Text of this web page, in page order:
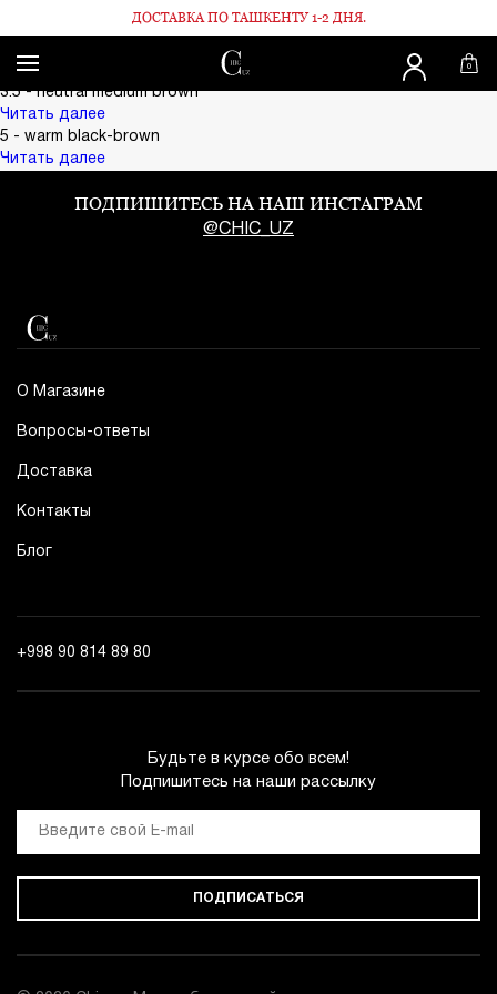
ДОСТАВКА ПО ТАШКЕНТУ 1-2 ДНЯ.
0
NEUTRAL 1
Поделиться:
3.5 - neutral medium brown
Читать далее
5 - warm black-brown
Читать далее
ПОДПИШИТЕСЬ НА НАШ ИНСТАГРАМ
@CHIC_UZ
О Магазине
Вопросы-ответы
Доставка
Контакты
Блог
+998 90 814 89 80
Будьте в курсе обо всем!
Подпишитесь на наши рассылку
ПОДПИСАТЬСЯ